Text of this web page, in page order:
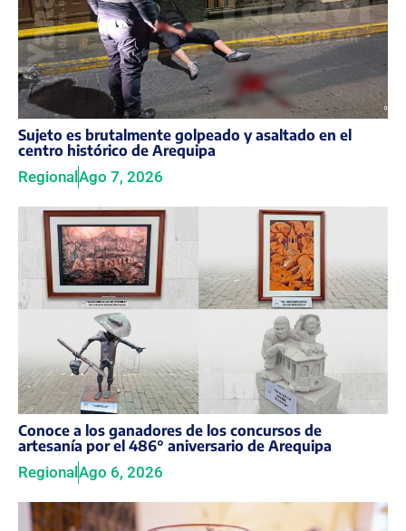
Sujeto es brutalmente golpeado y asaltado en el
centro histórico de Arequipa
RegionalAgo 7, 2026
Conoce a los ganadores de los concursos de
artesanía por el 486° aniversario de Arequipa
Regional Ago 6, 2026